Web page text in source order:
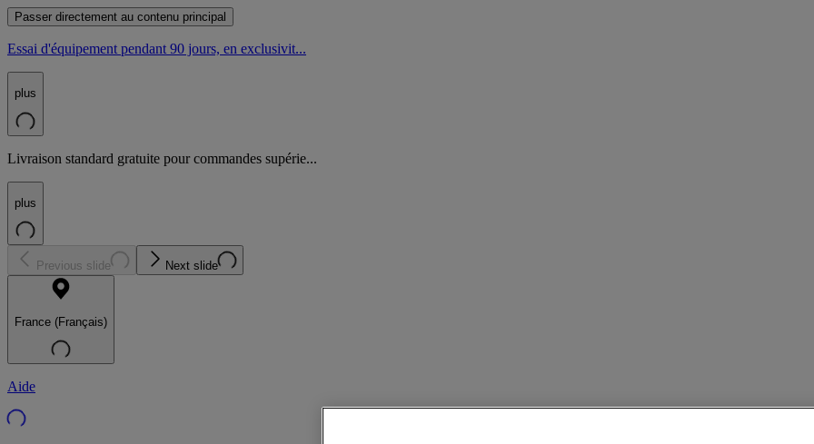
Passer directement au contenu principal
Essai d'équipement pendant 90 jours, en exclusivit...
plus
Livraison standard gratuite pour commandes supérie...
plus
Previous slide Next slide
France (Français)
Aide